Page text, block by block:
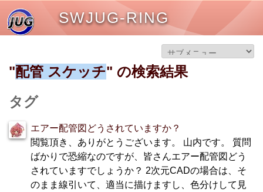
SWJUG-RING
"配管 スケッチ" の検索結果
タグ
エアー配管図どうされていますか？
閲覧頂き、ありがとうございます。 山内です。 質問
ばかりで恐縮なのですが、皆さんエアー配管図どう
されていますでしょうか？ 2次元CADの場合は、そ
のまま線引いて、適当に描けますし、色分けして見